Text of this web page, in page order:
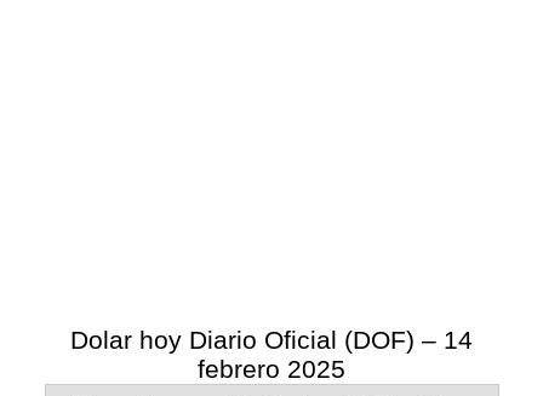
Dolar hoy Diario Oficial (DOF) – 14
febrero 2025